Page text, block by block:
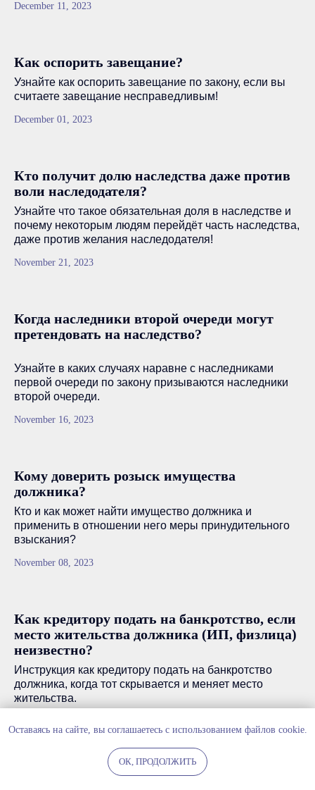
December 11, 2023
Как оспорить завещание?
Узнайте как оспорить завещание по закону, если вы
считаете завещание несправедливым!
December 01, 2023
Кто получит долю наследства даже против
воли наследодателя?
Узнайте что такое обязательная доля в наследстве и
почему некоторым людям перейдёт часть наследства,
даже против желания наследодателя!
November 21, 2023
Когда наследники второй очереди могут
претендовать на наследство?
Узнайте в каких случаях наравне с наследниками
первой очереди по закону призываются наследники
второй очереди.
November 16, 2023
Кому доверить розыск имущества
должника?
Кто и как может найти имущество должника и
применить в отношении него меры принудительного
взыскания?
November 08, 2023
Как кредитору подать на банкротство, если
место жительства должника (ИП, физлица)
неизвестно?
Инструкция как кредитору подать на банкротство
должника, когда тот скрывается и меняет место
жительства.
Психолого-педагогическая экспертиза
Оставаясь на сайте, вы соглашаетесь с использованием файлов cookie.
ОК, ПРОДОЛЖИТЬ